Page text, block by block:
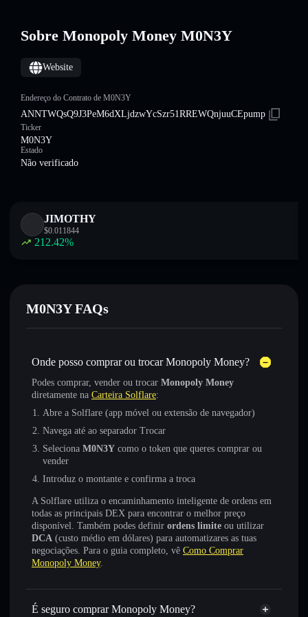
Sobre Monopoly Money M0N3Y
Website
Endereço do Contrato de M0N3Y
ANNTWQsQ9J3PeM6dXLjdzwYcSzr51RREWQnjuuCEpump
Ticker
M0N3Y
Estado
Não verificado
JIMOTHY
$0.011844
212.42%
M0N3Y FAQs
Onde posso comprar ou trocar Monopoly Money?
Podes comprar, vender ou trocar Monopoly Money
diretamente na Carteira Solflare:
Abre a Solflare (app móvel ou extensão de navegador)
Navega até ao separador Trocar
Seleciona M0N3Y como o token que queres comprar ou
vender
Introduz o montante e confirma a troca
A Solflare utiliza o encaminhamento inteligente de ordens em
todas as principais DEX para encontrar o melhor preço
disponível. Também podes definir ordens limite ou utilizar
DCA (custo médio em dólares) para automatizares as tuas
negociações. Para o guia completo, vê Como Comprar
Monopoly Money.
É seguro comprar Monopoly Money?